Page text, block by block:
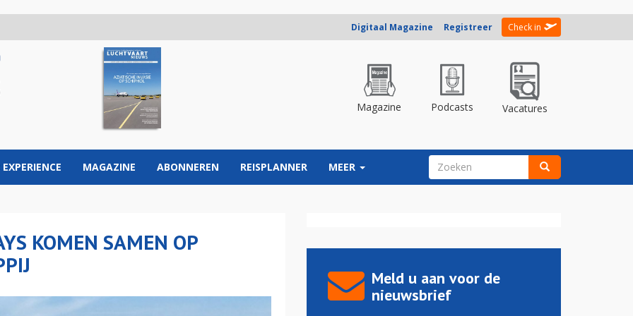
Digitaal Magazine Registreer Check in
Magazine Podcasts Vacatures
EXPERIENCE MAGAZINE ABONNEREN REISPLANNER MEER ZOEKVELD
KOMEN SAMEN OP
Meld u aan voor de
nieuwsbrief